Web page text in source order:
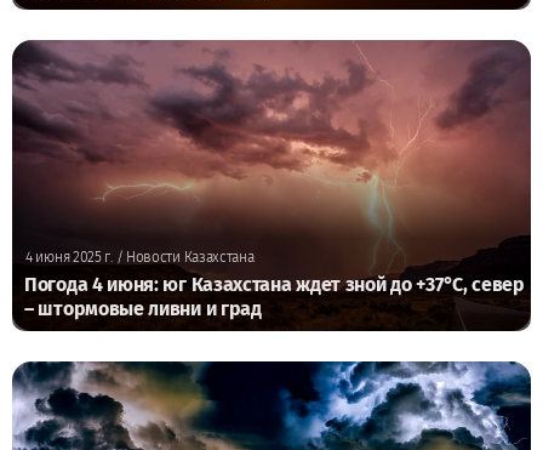
4 июня 2025 г./ Новости Казахстана
Погода 4 июня: юг Казахстана ждет зной до +37°C, север
– штормовые ливни и град